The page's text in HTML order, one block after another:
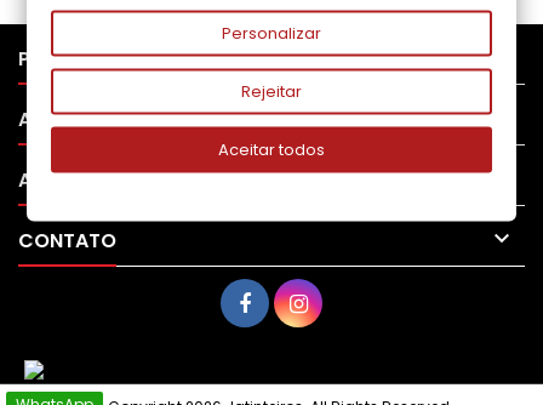
PRODUTOS 
APOIO AO CLIENTE 
A SUA CONTA 
CONTATO 
Personalizar
Rejeitar
Aceitar todos